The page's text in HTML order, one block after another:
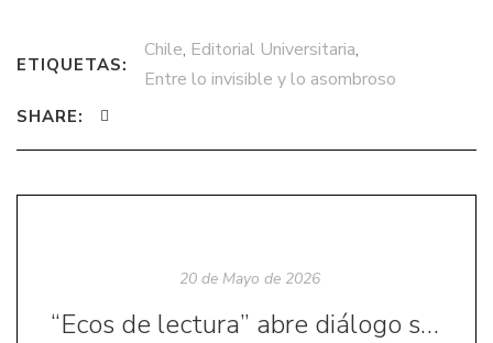
ETIQUETAS:
Chile, Editorial Universitaria,
Entre lo invisible y lo asombroso
SHARE:
20 de Mayo de 2026
“Ecos de lectura” abre diálogo sobre arte rupestre y memoria patrimonial